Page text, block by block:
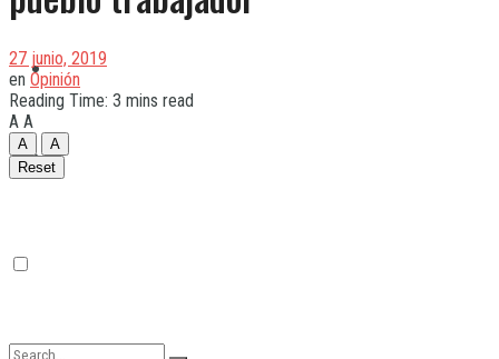
Quilmes
Varela
27 junio, 2019
en Opinión
Reading Time: 3 mins read
A A
A
A
Reset